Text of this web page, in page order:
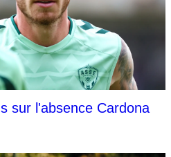
sur l'absence Cardona